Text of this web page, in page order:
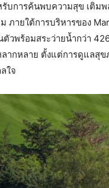
การค้นพบความสุข เติมพ
ภายใต้การบริหารของ
วพร้อมสระว่ายน้ำกว่า
ากหลาย ตั้งแต่การดูแลสุ
ใจ